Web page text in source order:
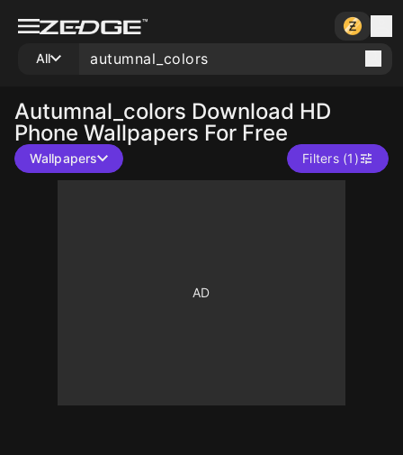
All
Autumnal_colors Download HD
Phone Wallpapers For Free
Wallpapers Filters (1)
10 10